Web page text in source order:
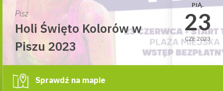
Pisz
Holi Święto Kolorów w
Piszu 2023
PIĄ.
23
CZE 2023
Sprawdź na mapie